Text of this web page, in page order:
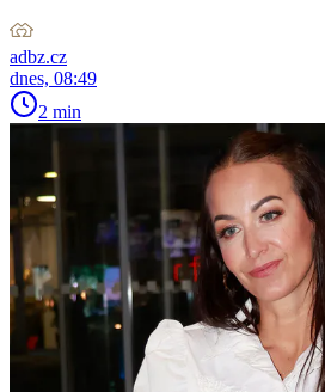
adbz.cz
dnes, 08:49
2 min